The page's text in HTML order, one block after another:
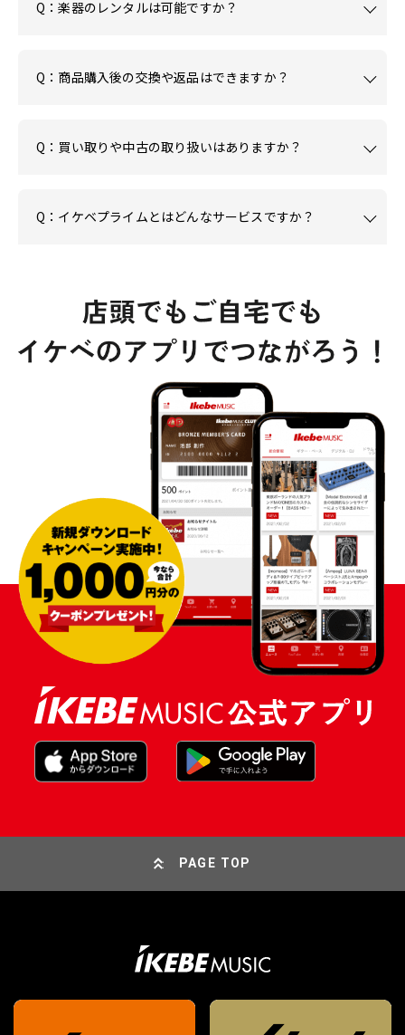
Q：楽器のレンタルは可能ですか？
Q：商品購入後の交換や返品はできますか？
Q：買い取りや中古の取り扱いはありますか？
Q：イケベプライムとはどんなサービスですか？
PAGE TOP